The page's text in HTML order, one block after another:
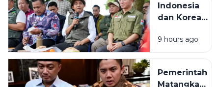
Indonesia
dan Korea
Bangun Pusat
Pengendalian
Sumatera
9 hours ago
Pemerintah
Matangkan